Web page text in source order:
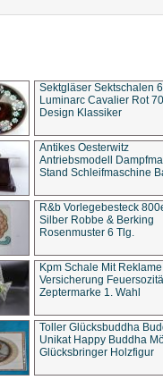
Sektgläser Sektschalen
Luminarc Cavalier Rot
Design Klassiker
Antikes Oesterwitz
Antriebsmodell
Stand Schleifmaschine
R&b Vorlegebesteck
Silber Robbe & Berking
Rosenmuster 6 Tlg.
Kpm Schale Mit Reklame
Versicherung
Zeptermarke 1. Wahl
Toller Glücksbuddha
Unikat Happy Buddha
Glücksbringer Holzfigur